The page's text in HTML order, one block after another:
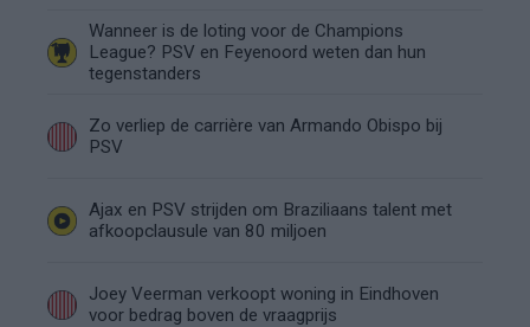
Wanneer is de loting voor de Champions
League? PSV en Feyenoord weten dan hun
tegenstanders
Zo verliep de carrière van Armando Obispo bij
PSV
Ajax en PSV strijden om Braziliaans talent met
afkoopclausule van 80 miljoen
Joey Veerman verkoopt woning in Eindhoven
voor bedrag boven de vraagprijs